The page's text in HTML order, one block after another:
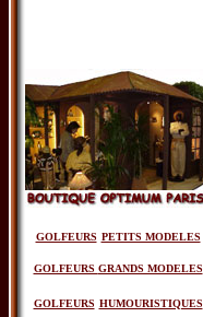
GOLFEURS PETITS MODELES
GOLFEURS GRANDS MODELES
GOLFEURS HUMOURISTIQUES